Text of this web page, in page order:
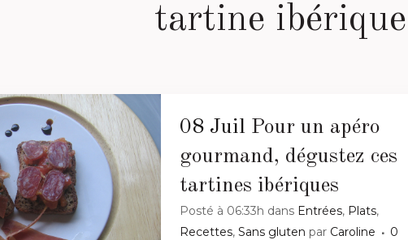
tartine
08 Juil Pour un apéro
gourmand, dégustez ces
tartines ibériques
Posté à 06:33h dans Entrées, Plats,
Recettes, Sans gluten par Caroline
0